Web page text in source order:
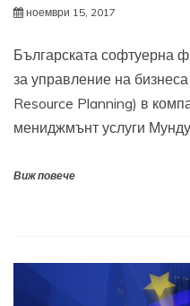
ноември 15, 2017
Българската софтуерна
за управление на
Resource Planning) в
мениджмънт услуги
Виж повече